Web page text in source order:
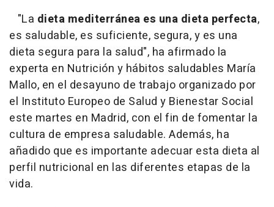
"La dieta mediterránea es una dieta perfecta,
es saludable, es suficiente, segura, y es una
dieta segura para la salud", ha afirmado la
experta en Nutrición y hábitos saludables María
Mallo, en el desayuno de trabajo organizado por
el Instituto Europeo de Salud y Bienestar Social
este martes en Madrid, con el fin de fomentar la
cultura de empresa saludable. Además, ha
añadido que es importante adecuar esta dieta al
perfil nutricional en las diferentes etapas de la
vida.